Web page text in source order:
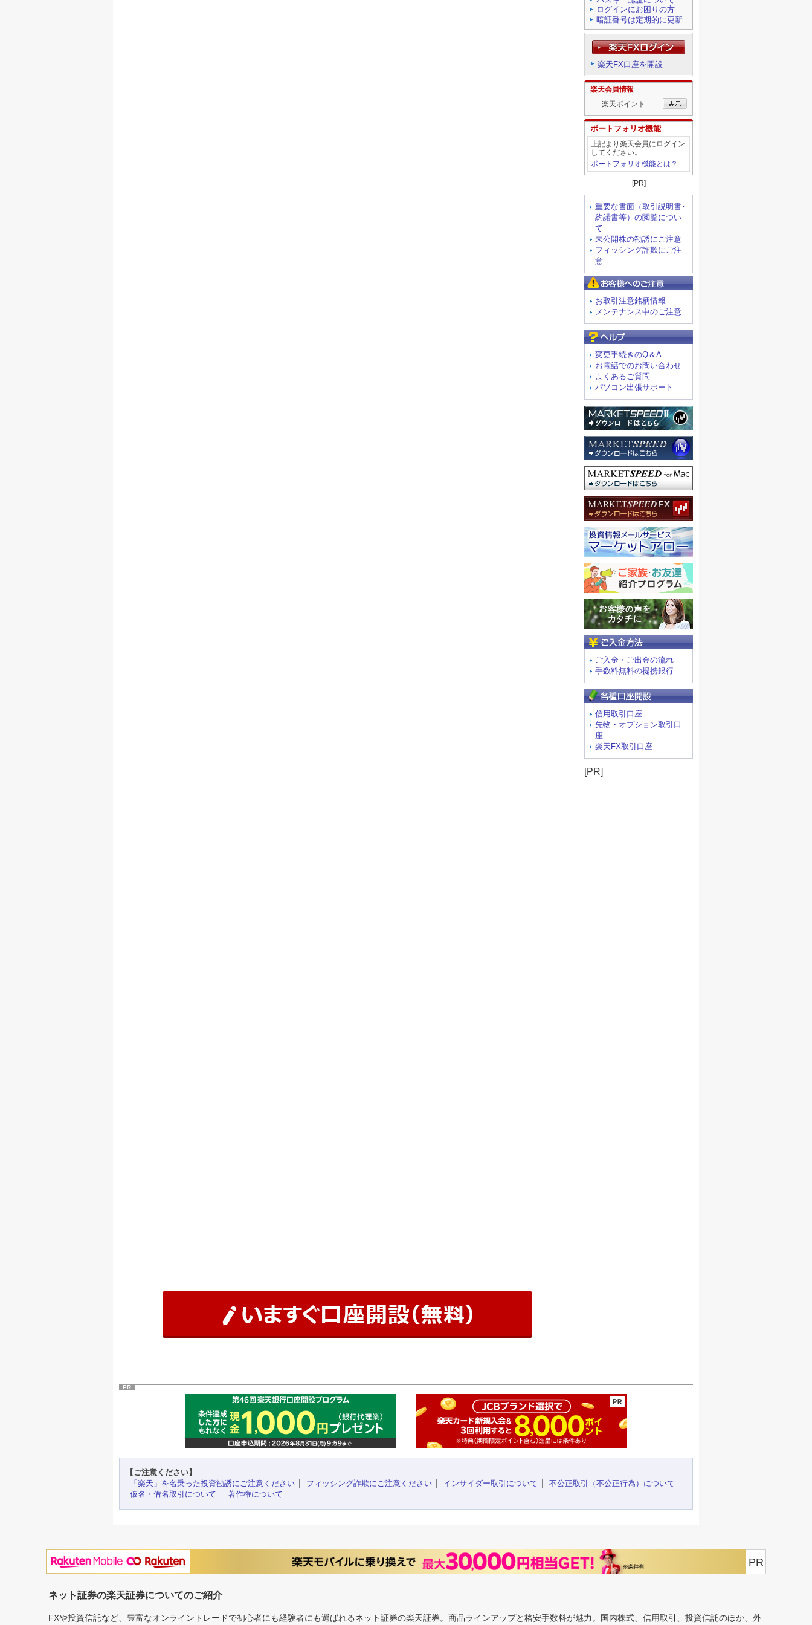
ログインにお困りの方
暗証番号は定期的に更新
楽天FX口座を開設
楽天会員情報
楽天ポイント
ポートフォリオ機能
上記より楽天会員にログイン
してください。
ポートフォリオ機能とは？
[PR]
重要な書面（取引説明書･
約諾書等）の閲覧につい
て
未公開株の勧誘にご注意
フィッシング詐欺にご注
意
お取引注意銘柄情報
メンテナンス中のご注意
変更手続きのQ＆A
お電話でのお問い合わせ
よくあるご質問
パソコン出張サポート
ご入金・ご出金の流れ
手数料無料の提携銀行
信用取引口座
先物・オプション取引口
座
楽天FX取引口座
[PR]
PR
【ご注意ください】
「楽天」を名乗った投資勧誘にご注意ください
フィッシング詐欺にご注意ください インサイダー取引について
不公正取引（不公正行為）について
仮名・借名取引について
著作権について
PR
ネット証券の楽天証券についてのご紹介
FXや投資信託など、豊富なオンライントレードで初心者にも経験者にも選ばれるネット証券の楽天証券。商品ラインアップと格安手数料が魅力。国内株式、信用取引、投資信託のほか、外